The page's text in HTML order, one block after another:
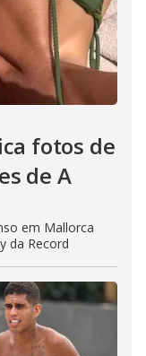
fotos de
de A
em Mallorca
da Record